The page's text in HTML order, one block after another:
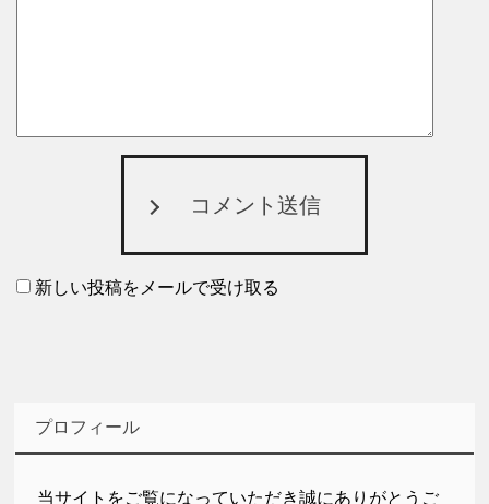
コメント送信
新しい投稿をメールで受け取る
プロフィール
当サイトをご覧になっていただき誠にありがとうご